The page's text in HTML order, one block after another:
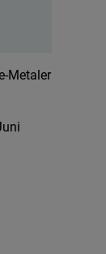
Metaler